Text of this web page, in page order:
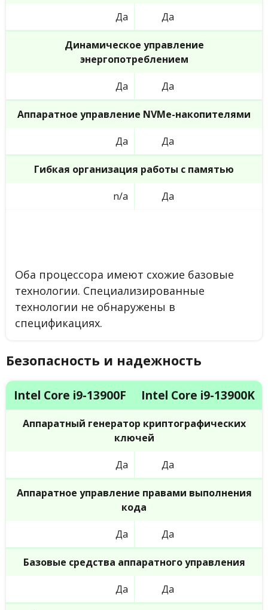
Да Да
Динамическое управление
энергопотреблением
Да Да
Аппаратное управление NVMe-накопителями
Да Да
Гибкая организация работы с памятью
n/a Да
Оба процессора имеют схожие базовые
технологии. Специализированные
технологии не обнаружены в
спецификациях.
Безопасность и надежность
Intel Core i9-13900F Intel Core i9-13900K
Аппаратный генератор криптографических
ключей
Да Да
Аппаратное управление правами выполнения
кода
Да Да
Базовые средства аппаратного управления
Да Да